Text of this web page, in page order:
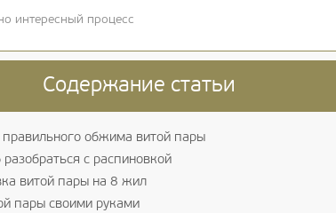
интересный процесс
Содержание статьи
правильного обжима витой пары
с распиновкой
витой пары на 8 жил
пары своими руками